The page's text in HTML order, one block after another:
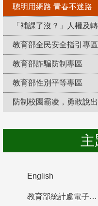
聰明用網路 青春不迷路
「補課了沒？」人權及
教育部全民安全指引專區
教育部詐騙防制專區
教育部性別平等專區
防制校園霸凌，勇敢說出
English
教育部統計處電子書櫃